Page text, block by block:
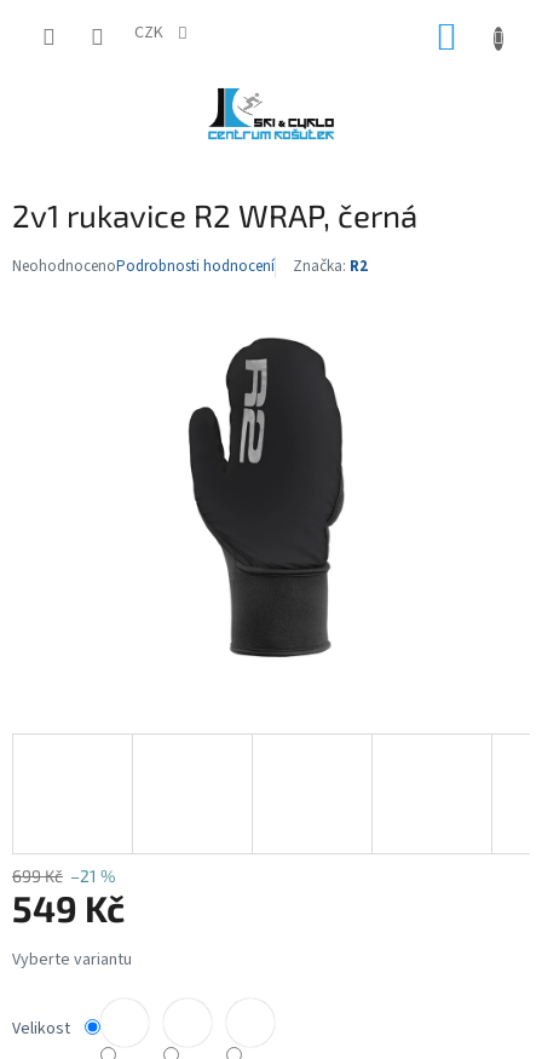
CZK
2v1 rukavice R2 WRAP, černá
Průměrné
NeohodnocenoPodrobnosti hodnocení Značka: R2
699 Kč –21 %
549 Kč
Měrná
cena:
Velikost